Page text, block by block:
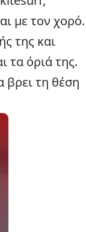
με τον χορό.
της και
τα όριά της.
βρει τη θέση